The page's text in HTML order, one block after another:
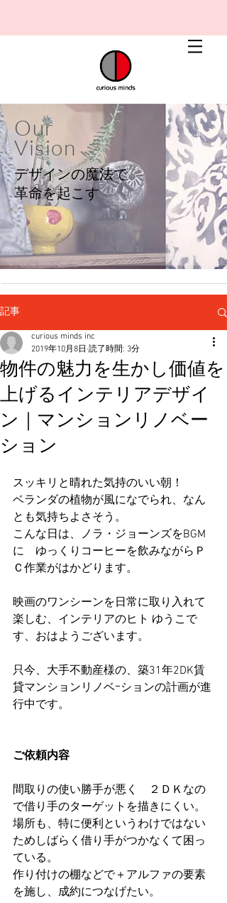
Our
Vision
デザインの魔法で
​革命を起こす
記事
物件の魅力を生かし価値を
上げるインテリアデザイ
ン｜マンションリノベー
ション
curious minds inc
2019年10月8日 読了時間: 3分
スッキリと晴れた気持のいい朝！
ベランダの植物が風になでられ、なん
とも気持ちよさそう。
こんな日は、ノラ・ジョーンズをBGM
に　ゆっくりコーヒーを飲みながらＰ
Ｃ作業がはかどります。
映画のワンシーンを日常に取り入れて
楽しむ、インテリアのヒト ゆうこで
す、おはようございます。
只今、大手不動産様の、築31年2DK賃
貸マンションリノベｰションの計画が進
行中です。
ご依頼内容
間取りの使い勝手が悪く　２ＤＫなの
で借り手のターゲットを描きにくい。
場所も、特に便利というわけではない
ためしばらく借り手がつかなくて困っ
ている。
作り付けの棚などで＋アルファの要素
を施し、成約につなげたい。